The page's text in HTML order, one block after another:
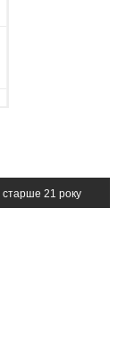
старше 21 року